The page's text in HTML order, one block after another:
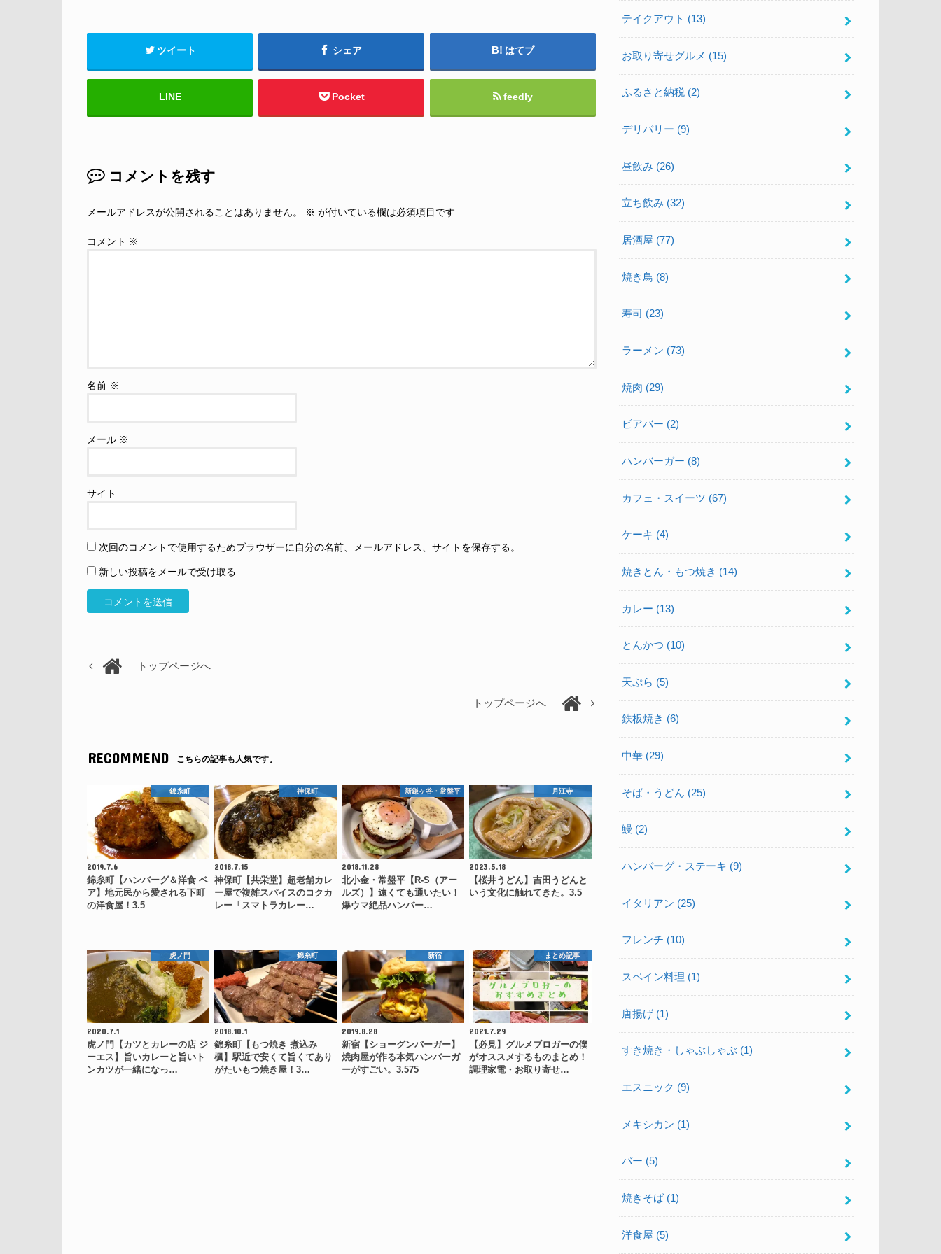
ツイート シェア はてブ
LINE Pocket feedly
コメントを残す
メールアドレスが公開されることはありません。 ※ が付いている欄は必須項目です
コメント ※
名前 ※
メール ※
サイト
次回のコメントで使用するためブラウザーに自分の名前、メールアドレス、サイトを保存する。
新しい投稿をメールで受け取る
トップページへ
トップページへ
RECOMMEND こちらの記事も人気です。
錦糸町
2019.7.6
錦糸町【ハンバーグ＆洋食 ベ
ア】地元民から愛される下町
の洋食屋！3.5
神保町
2018.7.15
神保町【共栄堂】超老舗カレ
ー屋で複雑スパイスのコクカ
レー「スマトラカレー…
新鎌ヶ谷・常盤平
2018.11.28
北小金・常盤平【R-S（アー
ルズ）】遠くても通いたい！
爆ウマ絶品ハンバー…
月江寺
2023.5.18
【桜井うどん】吉田うどんと
いう文化に触れてきた。3.5
虎ノ門
2020.7.1
虎ノ門【カツとカレーの店 ジ
ーエス】旨いカレーと旨いト
ンカツが一緒になっ…
錦糸町
2018.10.1
錦糸町【もつ焼き 煮込み
楓】駅近で安くて旨くてあり
がたいもつ焼き屋！3…
新宿
2019.8.28
新宿【ショーグンバーガー】
焼肉屋が作る本気ハンバーガ
ーがすごい。3.575
まとめ記事
2021.7.29
【必見】グルメブロガーの僕
がオススメするものまとめ！
調理家電・お取り寄せ…
テイクアウト (13)
お取り寄せグルメ (15)
ふるさと納税 (2)
デリバリー (9)
昼飲み (26)
立ち飲み (32)
居酒屋 (77)
焼き鳥 (8)
寿司 (23)
ラーメン (73)
焼肉 (29)
ビアバー (2)
ハンバーガー (8)
カフェ・スイーツ (67)
ケーキ (4)
焼きとん・もつ焼き (14)
カレー (13)
とんかつ (10)
天ぷら (5)
鉄板焼き (6)
中華 (29)
そば・うどん (25)
鰻 (2)
ハンバーグ・ステーキ (9)
イタリアン (25)
フレンチ (10)
スペイン料理 (1)
唐揚げ (1)
すき焼き・しゃぶしゃぶ (1)
エスニック (9)
メキシカン (1)
バー (5)
焼きそば (1)
洋食屋 (5)